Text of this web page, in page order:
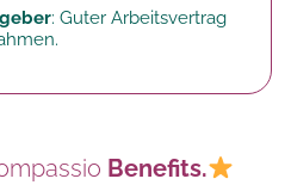
: Guter Arbeitsvertrag
Benefits.